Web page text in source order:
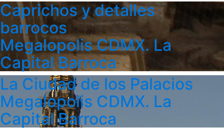
Caprichos y detalles
barrocos
Megalopolis CDMX. La
Capital Barroca
La Ciudad de los Palacios
Megalopolis CDMX. La
Capital Barroca